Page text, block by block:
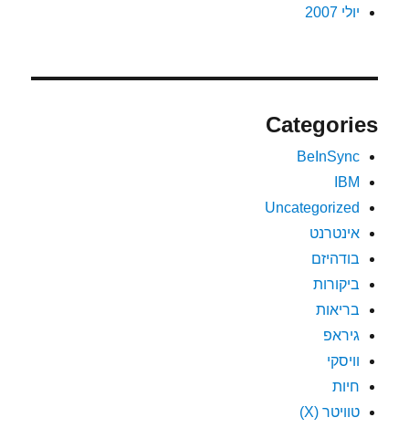
יולי 2007
Categories
BeInSync
IBM
Uncategorized
אינטרנט
בודהיזם
ביקורות
בריאות
גיראפ
וויסקי
חיות
טוויטר (X)